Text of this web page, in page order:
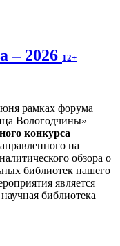
– 2026 12+
рамках форума
Вологодчины»
конкурса
на
обзора о
библиотек нашего
является
библиотека